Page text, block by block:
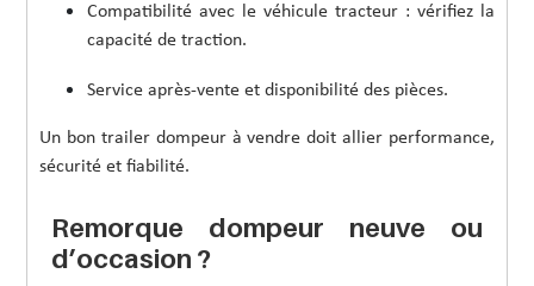
Compatibilité avec le véhicule tracteur : vérifiez la
capacité de traction.
Service après-vente et disponibilité des pièces.
Un bon trailer dompeur à vendre doit allier performance,
sécurité et fiabilité.
Remorque dompeur neuve ou
d’occasion ?